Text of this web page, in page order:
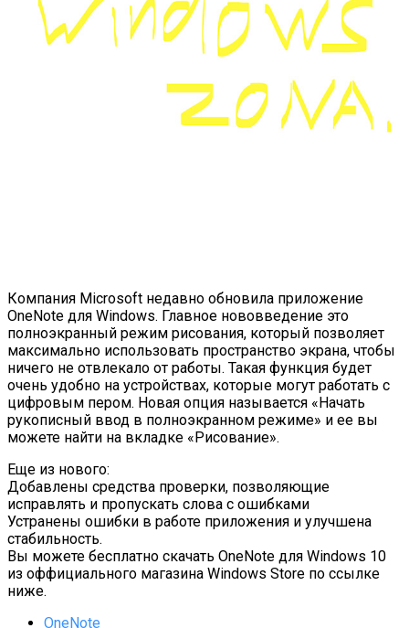
Компания Microsoft недавно обновила приложение
OneNote для Windows. Главное нововведение это
полноэкранный режим рисования, который позволяет
максимально использовать пространство экрана, чтобы
ничего не отвлекало от работы. Такая функция будет
очень удобно на устройствах, которые могут работать с
цифровым пером. Новая опция называется «Начать
рукописный ввод в полноэкранном режиме» и ее вы
можете найти на вкладке «Рисование».
Еще из нового:
Добавлены средства проверки, позволяющие
исправлять и пропускать слова с ошибками
Устранены ошибки в работе приложения и улучшена
стабильность.
Вы можете бесплатно скачать OneNote для Windows 10
из оффициального магазина Windows Store по ссылке
ниже.
OneNote